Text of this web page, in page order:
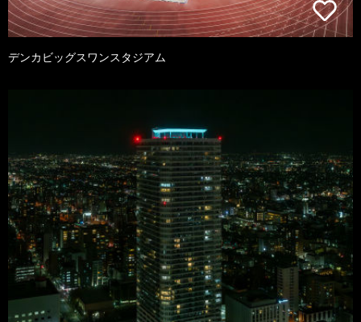
デンカビッグスワンスタジアム